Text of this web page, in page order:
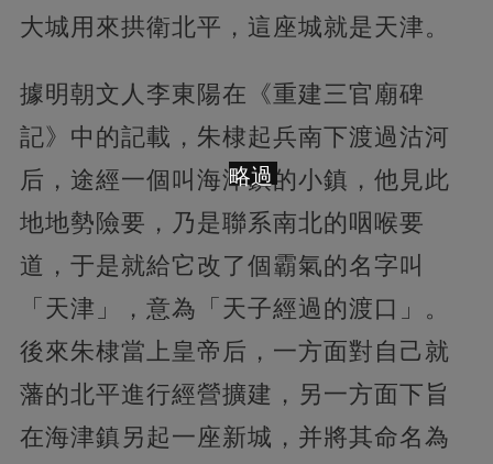
大城用來拱衛北平，這座城就是天津。
據明朝文人李東陽在《重建三官廟碑
記》中的記載，朱棣起兵南下渡過沽河
后，途經一個叫海津鎮的小鎮，他見此
地地勢險要，乃是聯系南北的咽喉要
道，于是就給它改了個霸氣的名字叫
「天津」，意為「天子經過的渡口」。
後來朱棣當上皇帝后，一方面對自己就
藩的北平進行經營擴建，另一方面下旨
在海津鎮另起一座新城，并將其命名為
略過